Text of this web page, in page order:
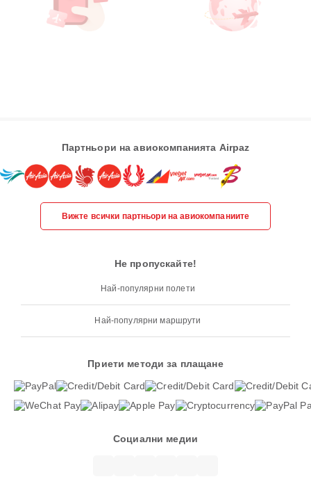
Партньори на авиокомпанията Airpaz
Вижте всички партньори на авиокомпаниите
Не пропускайте!
Най-популярни полети
Най-популярни маршрути
Приети методи за плащане
Социални медии